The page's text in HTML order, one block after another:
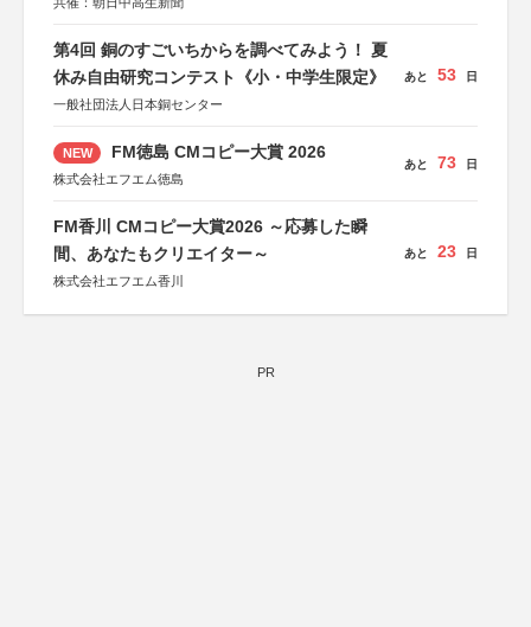
第4回 銅のすごいちからを調べてみよう！ 夏
休み自由研究コンテスト《小・中学生限定》
一般社団法人日本銅センター
あと 53 日
NEW FM徳島 CMコピー大賞 2026
株式会社エフエム徳島
あと 73 日
FM香川 CMコピー大賞2026 ～応募した瞬
間、あなたもクリエイター～
株式会社エフエム香川
あと 23 日
PR